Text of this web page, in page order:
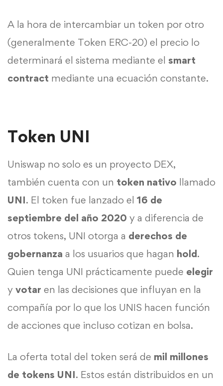
A la hora de intercambiar un token por otro
(generalmente Token ERC-20) el precio lo
determinará el sistema mediante el smart
contract mediante una ecuación constante.
Token UNI
Uniswap no solo es un proyecto DEX,
también cuenta con un token nativo llamado
UNI. El token fue lanzado el 16 de
septiembre del año 2020 y a diferencia de
otros tokens, UNI otorga a derechos de
gobernanza a los usuarios que hagan hold.
Quien tenga UNI prácticamente puede elegir
y votar en las decisiones que influyan en la
compañía por lo que los UNIS hacen función
de acciones que incluso cotizan en bolsa.
La oferta total del token será de mil millones
de tokens UNI. Estos están distribuidos en un